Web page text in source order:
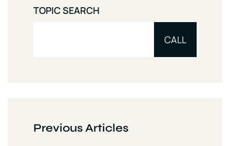
TOPIC SEARCH
CALL
Previous Articles